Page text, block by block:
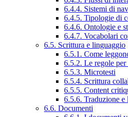
6.4.4. Sistemi di
6.4.5. Tipologie di
6.4.6. Ontologie e
6.4.7. Vocabolari
6.5. Scrittura e linguaggio
6.5.1. Come
6.5.2. Le regole
6.5.3. Microtesti
6.5.4. Scrittura
6.5.5. Content
6.5.6. Traduzione e
6.6. Documenti